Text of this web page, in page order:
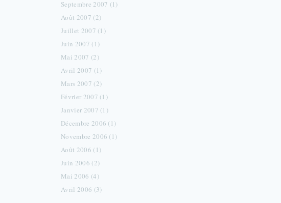
Septembre 2007 (1)
Août 2007 (2)
Juillet 2007 (1)
Juin 2007 (1)
Mai 2007 (2)
Avril 2007 (1)
Mars 2007 (2)
Février 2007 (1)
Janvier 2007 (1)
Décembre 2006 (1)
Novembre 2006 (1)
Août 2006 (1)
Juin 2006 (2)
Mai 2006 (4)
Avril 2006 (3)